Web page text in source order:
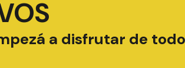
a disfrutar de